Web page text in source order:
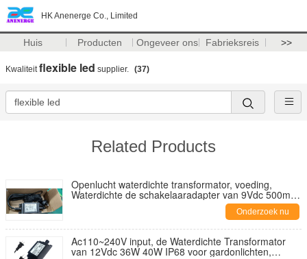
HK Anenerge Co., Limited
Huis Producten Ongeveer ons Fabrieksreis >>
Kwaliteitflexible led supplier. (37)
Related Products
Openlucht waterdichte transformator, voeding,
Waterdichte de schakelaaradapter van 9Vdc 500mah
Onderzoek nu
Ac110~240V input, de Waterdichte Transformator
van 12Vdc 36W 40W IP68 voor gardonlichten,